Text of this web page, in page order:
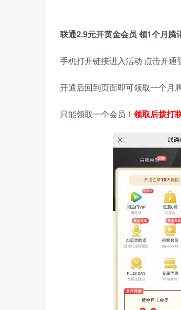
联通2.9元开黄金会员 领1个月腾
手机打开链接进入活动 点击开通
开通后回到页面即可领取一个月
只能领取一个会员！ 领取后拨打